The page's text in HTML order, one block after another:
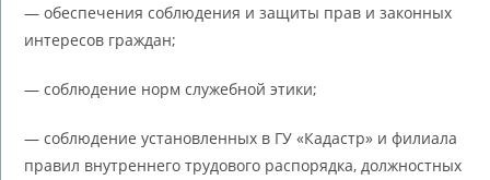
— обеспечения соблюдения и защиты прав и законных
интересов граждан;
— соблюдение норм служебной этики;
— соблюдение установленных в ГУ «Кадастр» и филиала
правил внутреннего трудового распорядка, должностных